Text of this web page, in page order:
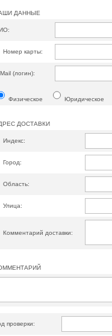
ДАННЫЕ
Номер карты:
(логин):
Физическое Юридическое
ДОСТАВКИ
Индекс:
Город:
Область:
Улица:
Комментарий доставки:
проверки: